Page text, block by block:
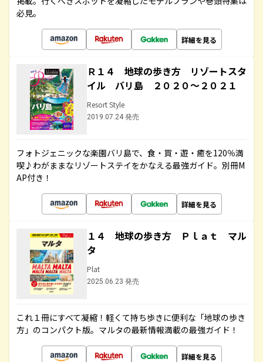
必見。
詳細を見る
Ｒ１４ 地球の歩き方 リゾートスタ
イル バリ島 ２０２０～２０２１
Resort Style
2019.07.24 発売
フォトジェニックな楽園バリ島で、食・買・遊・癒を120％満
喫♪わがままなリゾートステイをかなえる最強ガイド。別冊M
AP付き！
詳細を見る
１４ 地球の歩き方 Ｐｌａｔ マル
タ
Plat
2025.06.23 発売
これ１冊にすべて凝縮！軽くて持ち歩きに便利な「地球の歩き
方」のコンパクト版。マルタの最新情報満載の最強ガイド！
詳細を見る